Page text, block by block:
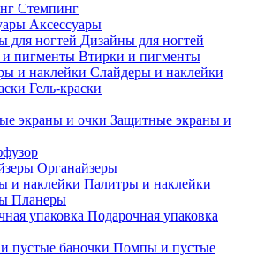
Стемпинг
Аксессуары
Дизайны для ногтей
Втирки и пигменты
Слайдеры и наклейки
Гель-краски
Защитные экраны и
Органайзеры
Палитры и наклейки
Планеры
Подарочная упаковка
Помпы и пустые